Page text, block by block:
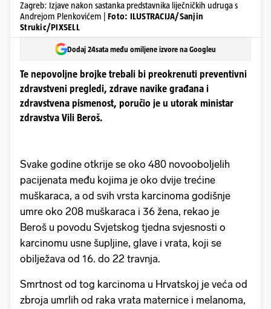
Zagreb: Izjave nakon sastanka predstavnika liječničkih udruga s
Andrejom Plenkovićem | Foto: ILUSTRACIJA/Sanjin
Strukic/PIXSELL
Dodaj 24sata među omiljene izvore na Googleu
Te nepovoljne brojke trebali bi preokrenuti preventivni
zdravstveni pregledi, zdrave navike građana i
zdravstvena pismenost, poručio je u utorak ministar
zdravstva Vili Beroš.
Svake godine otkrije se oko 480 novooboljelih
pacijenata među kojima je oko dvije trećine
muškaraca, a od svih vrsta karcinoma godišnje
umre oko 208 muškaraca i 36 žena, rekao je
Beroš u povodu Svjetskog tjedna svjesnosti o
karcinomu usne šupljine, glave i vrata, koji se
obilježava od 16. do 22 travnja.
Smrtnost od tog karcinoma u Hrvatskoj je veća od
zbroja umrlih od raka vrata maternice i melanoma,